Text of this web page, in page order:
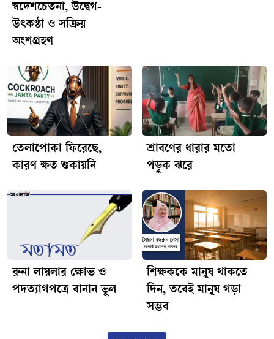
স্বদেশচেতনা, উদ্বেগ-
উৎকণ্ঠা ও সক্রিয়
অংশগ্রহণ
তেলাপোকা ফিরেছে,
কারণ ক্ষত শুকায়নি
শ্রাবণের ধারার মতো
পড়ুক ঝরে
রুনা লায়লার ক্ষোভ ও
পদত্যাগপত্রে বানান ভুল
শিক্ষককে মানুষ থাকতে
দিন, তবেই মানুষ গড়া
সম্ভব